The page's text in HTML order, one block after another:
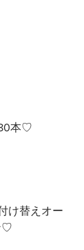
本♡
け替えオー
♡